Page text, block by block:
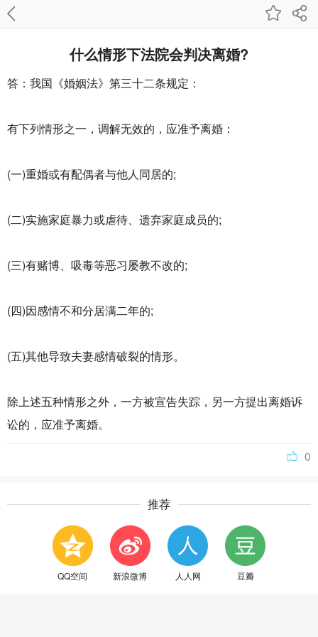
什么情形下法院会判决离婚?
答：我国《婚姻法》第三十二条规定：
有下列情形之一，调解无效的，应准予离婚：
(一)重婚或有配偶者与他人同居的;
(二)实施家庭暴力或虐待、遗弃家庭成员的;
(三)有赌博、吸毒等恶习屡教不改的;
(四)因感情不和分居满二年的;
(五)其他导致夫妻感情破裂的情形。
除上述五种情形之外，一方被宣告失踪，另一方提出离婚诉
讼的，应准予离婚。
0
推荐
QQ空间 新浪微博 人人网 豆瓣